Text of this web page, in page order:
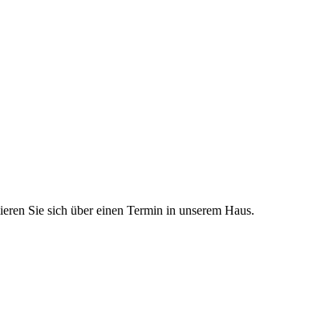
Sie sich über einen Termin in unserem Haus.